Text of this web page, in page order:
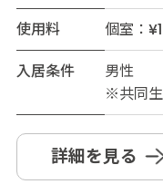
使用料
個室：
入居条件
男性
※共同
詳細を見る